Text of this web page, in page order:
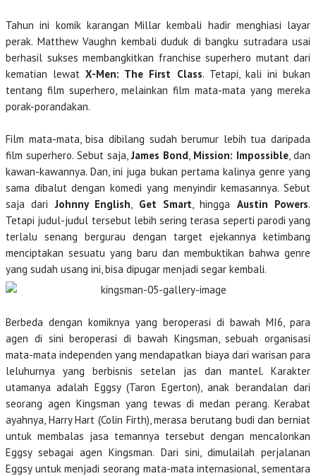
Tahun ini komik karangan Millar kembali hadir menghiasi layar
perak. Matthew Vaughn kembali duduk di bangku sutradara usai
berhasil sukses membangkitkan franchise superhero mutant dari
kematian lewatX-Men: The First Class. Tetapi, kali ini bukan
tentang film superhero, melainkan film mata-mata yang mereka
porak-porandakan.
Film mata-mata, bisa dibilang sudah berumur lebih tua daripada
film superhero. Sebut saja,James Bond, Mission: Impossible, dan
kawan-kawannya. Dan, ini juga bukan pertama kalinya genre yang
sama dibalut dengan komedi yang menyindir kemasannya. Sebut
saja dariJohnny English, Get Smart, hingga Austin Powers.
Tetapi judul-judul tersebut lebih sering terasa seperti parodi yang
terlalu senang bergurau dengan target ejekannya ketimbang
menciptakan sesuatu yang baru dan membuktikan bahwa genre
yang sudah usang ini, bisa dipugar menjadi segar kembali.
Berbeda dengan komiknya yang beroperasi di bawah MI6, para
agen di sini beroperasi di bawah Kingsman, sebuah organisasi
mata-mata independen yang mendapatkan biaya dari warisan para
leluhurnya yang berbisnis setelan jas dan mantel. Karakter
utamanya adalah Eggsy (Taron Egerton), anak berandalan dari
seorang agen Kingsman yang tewas di medan perang. Kerabat
ayahnya, Harry Hart (Colin Firth), merasa berutang budi dan berniat
untuk membalas jasa temannya tersebut dengan mencalonkan
Eggsy sebagai agen Kingsman. Dari sini, dimulailah perjalanan
Eggsy untuk menjadi seorang mata-mata internasional, sementara